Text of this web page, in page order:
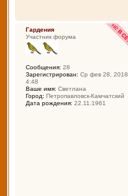
Гардения
Участник форума
Сообщения: 28
Зарегистрирован: Ср фев 28, 2018
4:48
Ваше имя: Светлана
Город: Петропавловск-Камчатский
Дата рождения: 22.11.1961